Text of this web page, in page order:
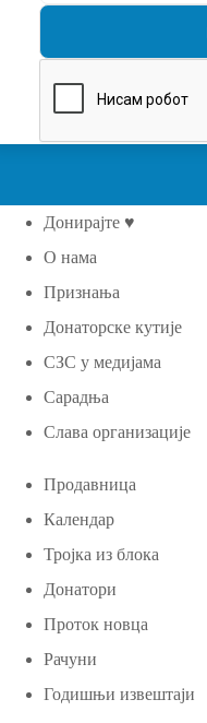
Донирајте ♥
О нама
Признања
Донаторске кутије
СЗС у медијама
Сарадња
Слава организације
Продавница
Календар
Тројка из блока
Донатори
Проток новца
Рачуни
Годишњи извештаји